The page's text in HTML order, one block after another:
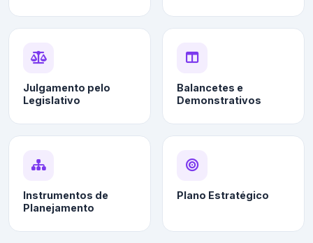
Julgamento pelo
Legislativo
Balancetes e
Demonstrativos
Instrumentos de
Planejamento
Plano Estratégico